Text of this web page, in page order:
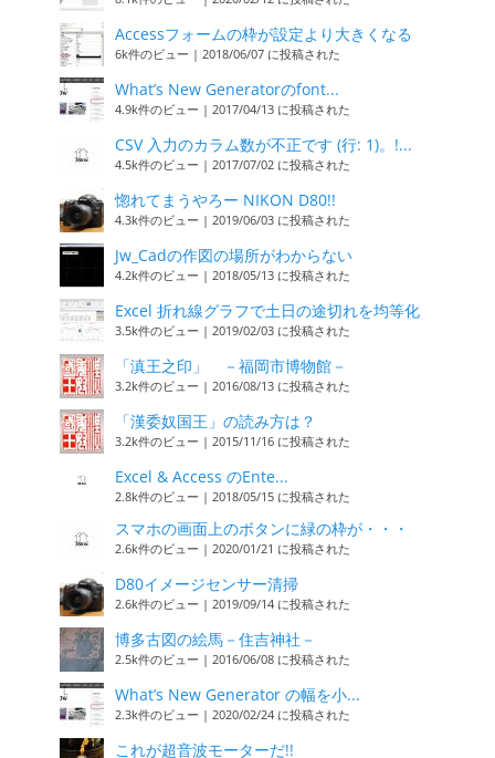
Accessフォームの枠が設定より大きくなる
6k件のビュー | 2018/06/07 に投稿された
What’s New Generatorのfont...
4.9k件のビュー | 2017/04/13 に投稿された
CSV 入力のカラム数が不正です (行: 1)。!...
4.5k件のビュー | 2017/07/02 に投稿された
惚れてまうやろー NIKON D80!!
4.3k件のビュー | 2019/06/03 に投稿された
Jw_Cadの作図の場所がわからない
4.2k件のビュー | 2018/05/13 に投稿された
Excel 折れ線グラフで土日の途切れを均等化
3.5k件のビュー | 2019/02/03 に投稿された
「滇王之印」 －福岡市博物館－
3.2k件のビュー | 2016/08/13 に投稿された
「漢委奴国王」の読み方は？
3.2k件のビュー | 2015/11/16 に投稿された
Excel & Access のEnte...
2.8k件のビュー | 2018/05/15 に投稿された
スマホの画面上のボタンに緑の枠が・・・
2.6k件のビュー | 2020/01/21 に投稿された
D80イメージセンサー清掃
2.6k件のビュー | 2019/09/14 に投稿された
博多古図の絵馬－住吉神社－
2.5k件のビュー | 2016/06/08 に投稿された
What’s New Generator の幅を小...
2.3k件のビュー | 2020/02/24 に投稿された
これが超音波モーターだ!!